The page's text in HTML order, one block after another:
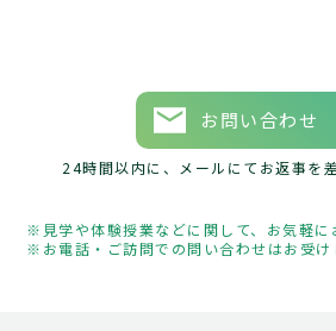
お問い合わせ
24時間以内に、メールにてお返事を
見学や体験授業などに関して、お気軽
お電話・ご訪問での問い合わせはお受